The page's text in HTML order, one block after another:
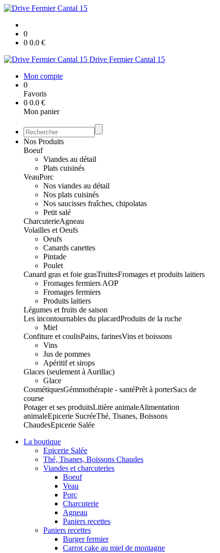
0
0 0.0 €
Drive Fermier Cantal 15
Mon compte
0
Favoris
0 0.0 €
Mon panier
Nos Produits
Boeuf
Viandes au détail
Plats cuisinés
VeauPorc
Nos viandes au détail
Nos plats cuisinés
Nos saucisses fraîches, chipolatas
Petit salé
CharcuterieAgneau
Volailles et Oeufs
Oeufs
Canards canettes
Pintade
Poulet
Canard gras et foie grasTruitesFromages et produits laitiers
Fromages fermiers AOP
Fromages fermiers
Produits laitiers
Légumes et fruits de saison
Les incontournables du placardProduits de la ruche
Miel
Confiture et coulisPains, farinesVins et boissons
Vins
Jus de pommes
Apéritif et sirops
Glaces (seulement à Aurillac)
Glace
CosmétiquesGémmothérapie - santéPrêt à porterSacs de
course
Potager et ses produitsLitière animaleAlimentation
animaleEpicerie SucréeThé, Tisanes, Boissons
ChaudesEpicerie Salée
La boutique
Epicerie Salée
Thé, Tisanes, Boissons Chaudes
Viandes et charcuteries
Boeuf
Veau
Porc
Charcuterie
Agneau
Paniers recettes
Paniers recettes
Burger fermier
Carrot cake au miel de montagne